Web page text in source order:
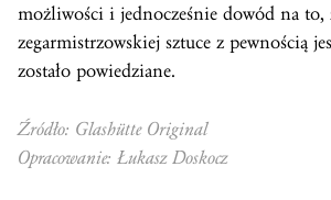
możliwości i jednocześnie dowód na to,
zegarmistrzowskiej sztuce z pewnością
zostało powiedziane.
Źródło: Glashütte Original
Opracowanie: Łukasz Doskocz